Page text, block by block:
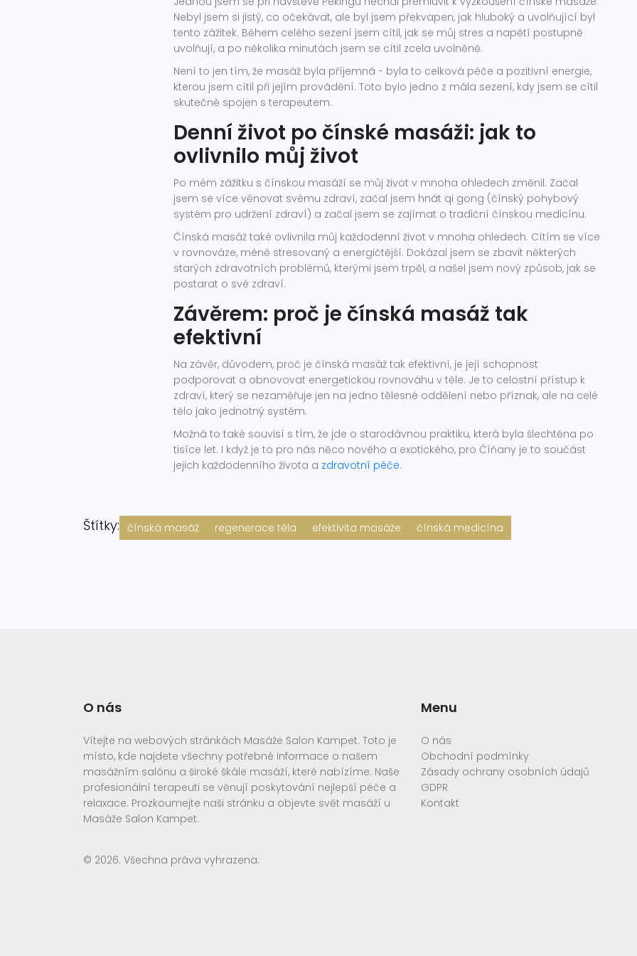
Nebyl jsem si jistý, co očekávat, ale byl jsem překvapen, jak hluboký a uvolňující byl
tento zážitek. Během celého sezení jsem cítil, jak se můj stres a napětí postupně
uvolňují, a po několika minutách jsem se cítil zcela uvolněně.
Není to jen tím, že masáž byla příjemná - byla to celková péče a pozitivní energie,
kterou jsem cítil při jejím provádění. Toto bylo jedno z mála sezení, kdy jsem se cítil
skutečně spojen s terapeutem.
Denní život po čínské masáži: jak to
ovlivnilo můj život
Po mém zážitku s čínskou masáží se můj život v mnoha ohledech změnil. Začal
jsem se více věnovat svému zdraví, začal jsem hnát qi gong (čínský pohybový
systém pro udržení zdraví) a začal jsem se zajímat o tradiční čínskou medicínu.
Čínská masáž také ovlivnila můj každodenní život v mnoha ohledech. Cítím se více
v rovnováze, méně stresovaný a energičtější. Dokázal jsem se zbavit některých
starých zdravotních problémů, kterými jsem trpěl, a našel jsem nový způsob, jak se
postarat o své zdraví.
Závěrem: proč je čínská masáž tak
efektivní
Na závěr, důvodem, proč je čínská masáž tak efektivní, je její schopnost
podporovat a obnovovat energetickou rovnováhu v těle. Je to celostní přístup k
zdraví, který se nezaměřuje jen na jedno tělesné oddělení nebo příznak, ale na celé
tělo jako jednotný systém.
Možná to také souvisí s tím, že jde o starodávnou praktiku, která byla šlechtěna po
tisíce let. I když je to pro nás něco nového a exotického, pro Číňany je to součást
jejich každodenního života a zdravotní péče.
Štítky: čínská masáž regenerace těla efektivita masáže čínská medicína
O nás
Vítejte na webových stránkách Masáže Salon Kampet. Toto je
místo, kde najdete všechny potřebné informace o našem
masážním salónu a široké škále masáží, které nabízíme. Naše
profesionální terapeuti se věnují poskytování nejlepší péče a
relaxace. Prozkoumejte naši stránku a objevte svět masáží u
Masáže Salon Kampet.
© 2026. Všechna práva vyhrazena.
Menu
O nás
Obchodní podmínky
Zásady ochrany osobních údajů
GDPR
Kontakt